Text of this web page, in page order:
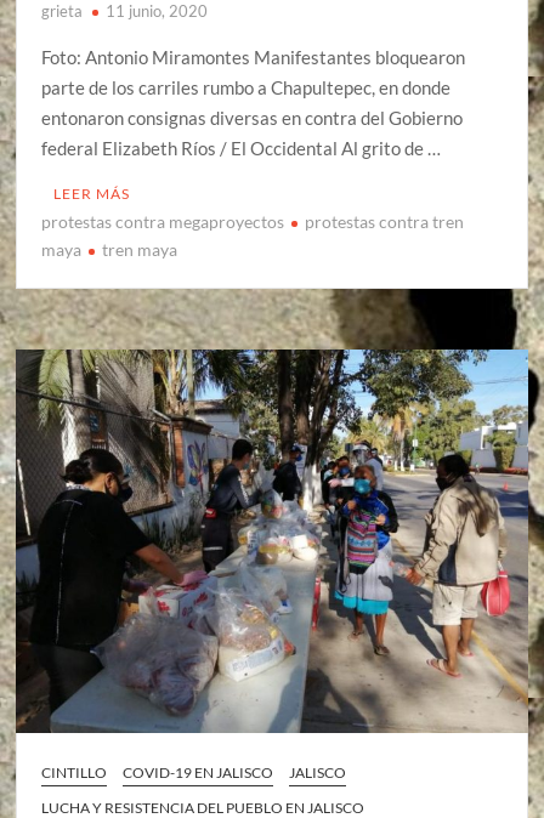
grieta 11 junio, 2020
Foto: Antonio Miramontes Manifestantes bloquearon
parte de los carriles rumbo a Chapultepec, en donde
entonaron consignas diversas en contra del Gobierno
federal Elizabeth Ríos / El Occidental Al grito de …
LEER MÁS
protestas contra megaproyectos
protestas contra tren
maya
tren maya
CINTILLO COVID-19 EN JALISCO
JALISCO
LUCHA Y RESISTENCIA DEL PUEBLO EN JALISCO